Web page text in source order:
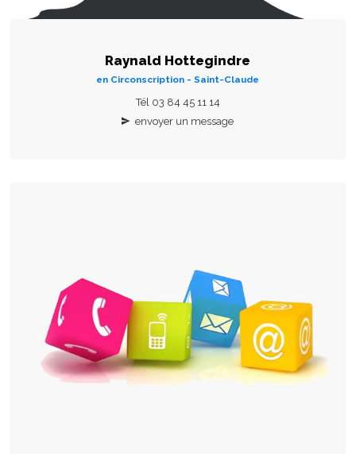
Raynald Hottegindre
en Circonscription - Saint-Claude
Tél 03 84 45 11 14
envoyer un message